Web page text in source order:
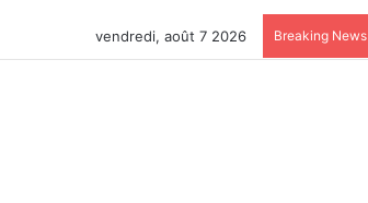
vendredi, août 7 2026 Breaking News